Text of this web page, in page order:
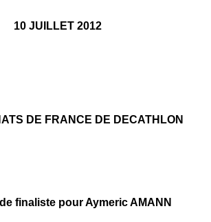
10 JUILLET 2012
DE FRANCE DE DECATHLON
finaliste pour Aymeric AMANN